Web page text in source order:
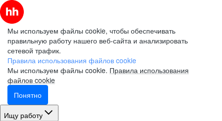
Мы используем файлы cookie, чтобы обеспечивать
правильную работу нашего веб-сайта и анализировать
сетевой трафик.
Правила использования файлов cookie
Мы используем файлы cookie. Правила использования
файлов cookie
Понятно
Ищу работу